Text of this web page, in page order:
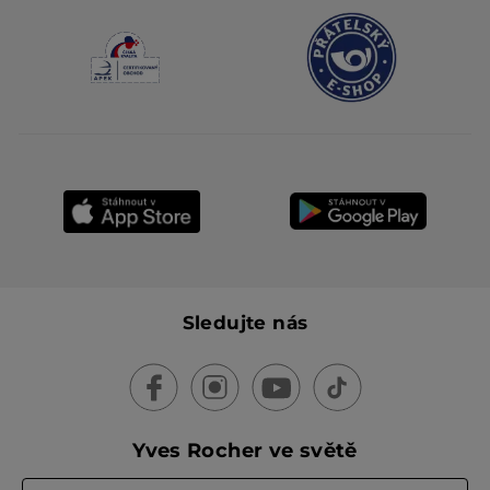
Sledujte nás
Yves Rocher ve světě